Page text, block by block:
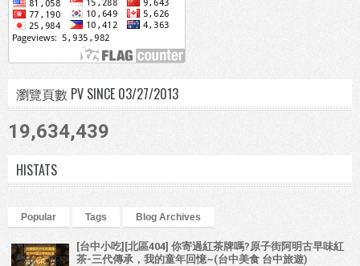
瀏覽頁數 PV SINCE 03/27/2013
19,634,439
HISTATS
Popular Tags Blog Archives
[台中小吃][北區404] 你寄過紅茶牌嗎?原子街阿明古早味紅
茶-三代傳承，我的童年回憶~(台中美食 台中旅遊)